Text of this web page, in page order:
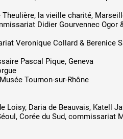
la vieille charité,
Didier Gourvennec Ogor
Veronique Collard & Berenice
Pascal Pique, Geneva
Tournon-sur-Rhône
Loisy, Daria de Beauvais, Katell
Corée du Sud, commissariat